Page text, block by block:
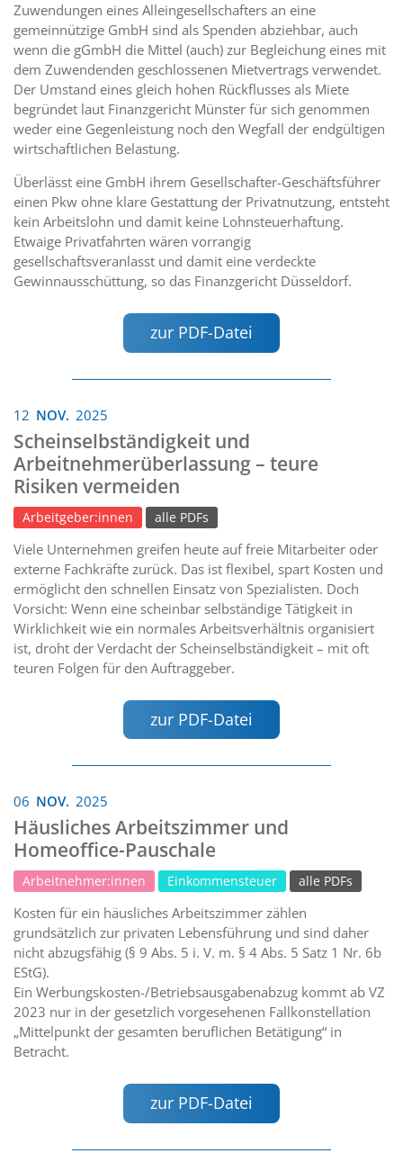
Zuwendungen eines Alleingesellschafters an eine
gemeinnützige GmbH sind als Spenden abziehbar, auch
wenn die gGmbH die Mittel (auch) zur Begleichung eines mit
dem Zuwendenden geschlossenen Mietvertrags verwendet.
Der Umstand eines gleich hohen Rückflusses als Miete
begründet laut Finanzgericht Münster für sich genommen
weder eine Gegenleistung noch den Wegfall der endgültigen
wirtschaftlichen Belastung.
Überlässt eine GmbH ihrem Gesellschafter-Geschäftsführer
einen Pkw ohne klare Gestattung der Privatnutzung, entsteht
kein Arbeitslohn und damit keine Lohnsteuerhaftung.
Etwaige Privatfahrten wären vorrangig
gesellschaftsveranlasst und damit eine verdeckte
Gewinnausschüttung, so das Finanzgericht Düsseldorf.
zur PDF-Datei
12 NOV. 2025
Scheinselbständigkeit und
Arbeitnehmerüberlassung – teure
Risiken vermeiden
Arbeitgeber:innen alle PDFs
Viele Unternehmen greifen heute auf freie Mitarbeiter oder
externe Fachkräfte zurück. Das ist flexibel, spart Kosten und
ermöglicht den schnellen Einsatz von Spezialisten. Doch
Vorsicht: Wenn eine scheinbar selbständige Tätigkeit in
Wirklichkeit wie ein normales Arbeitsverhältnis organisiert
ist, droht der Verdacht der Scheinselbständigkeit – mit oft
teuren Folgen für den Auftraggeber.
zur PDF-Datei
06 NOV. 2025
Häusliches Arbeitszimmer und
Homeoffice-Pauschale
Arbeitnehmer:innen Einkommensteuer alle PDFs
Kosten für ein häusliches Arbeitszimmer zählen
grundsätzlich zur privaten Lebensführung und sind daher
nicht abzugsfähig (§ 9 Abs. 5 i. V. m. § 4 Abs. 5 Satz 1 Nr. 6b
EStG).
Ein Werbungskosten-/Betriebsausgabenabzug kommt ab VZ
2023 nur in der gesetzlich vorgesehenen Fallkonstellation
„Mittelpunkt der gesamten beruflichen Betätigung“ in
Betracht.
zur PDF-Datei